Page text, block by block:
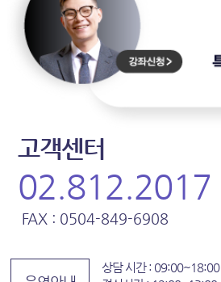
고객센터
02.812.2017
FAX : 0504-849-6908
상담 시간 : 09:00~18:00